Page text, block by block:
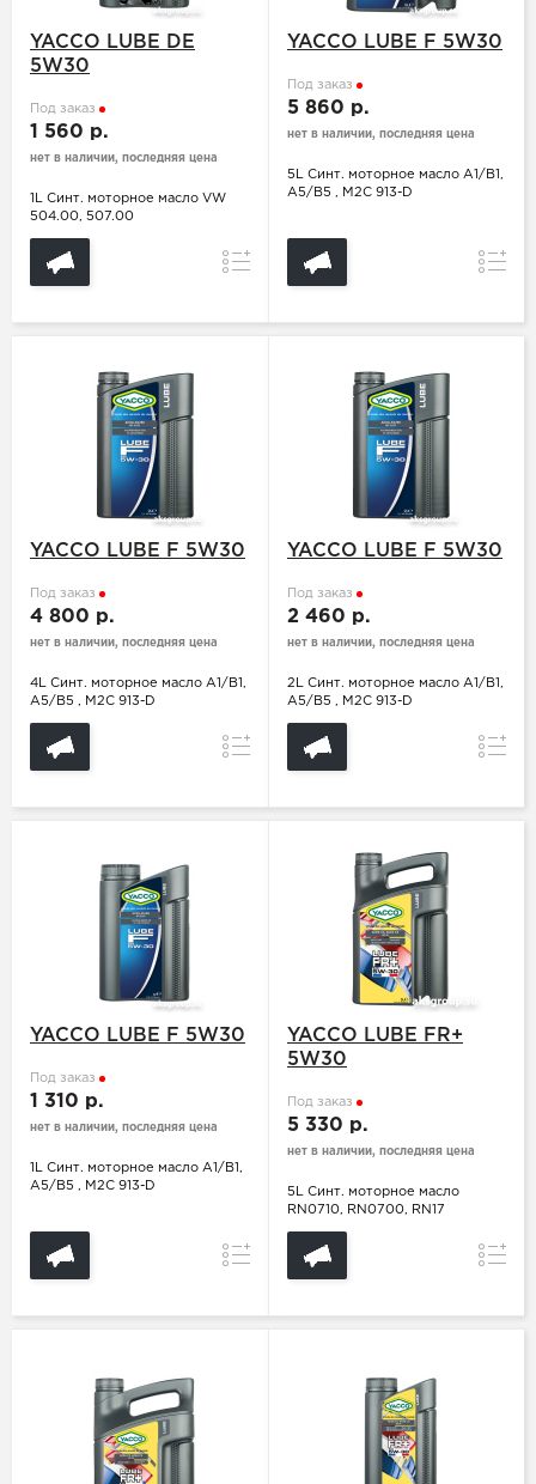
YACCO LUBE DE
5W30
Под заказ
1 560 р.
нет в наличии, последняя цена
1L Синт. моторное масло VW
504.00, 507.00
Сравнение
YACCO LUBE F 5W30
Под заказ
5 860 р.
нет в наличии, последняя цена
5L Синт. моторное масло A1/B1,
A5/B5 , M2C 913-D
YACCO LUBE F 5W30
Под заказ
4 800 р.
нет в наличии, последняя цена
4L Синт. моторное масло A1/B1,
A5/B5 , M2C 913-D
Сравнение
YACCO LUBE F 5W30
Под заказ
2 460 р.
нет в наличии, последняя цена
2L Синт. моторное масло A1/B1,
A5/B5 , M2C 913-D
YACCO LUBE F 5W30
Под заказ
1 310 р.
нет в наличии, последняя цена
1L Синт. моторное масло A1/B1,
A5/B5 , M2C 913-D
Сравнение
YACCO LUBE FR+
5W30
Под заказ
5 330 р.
нет в наличии, последняя цена
5L Синт. моторное масло
RN0710, RN0700, RN17